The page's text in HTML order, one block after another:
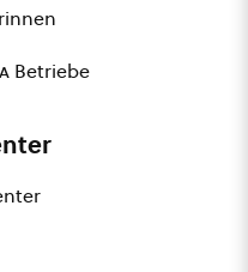
Betriebe